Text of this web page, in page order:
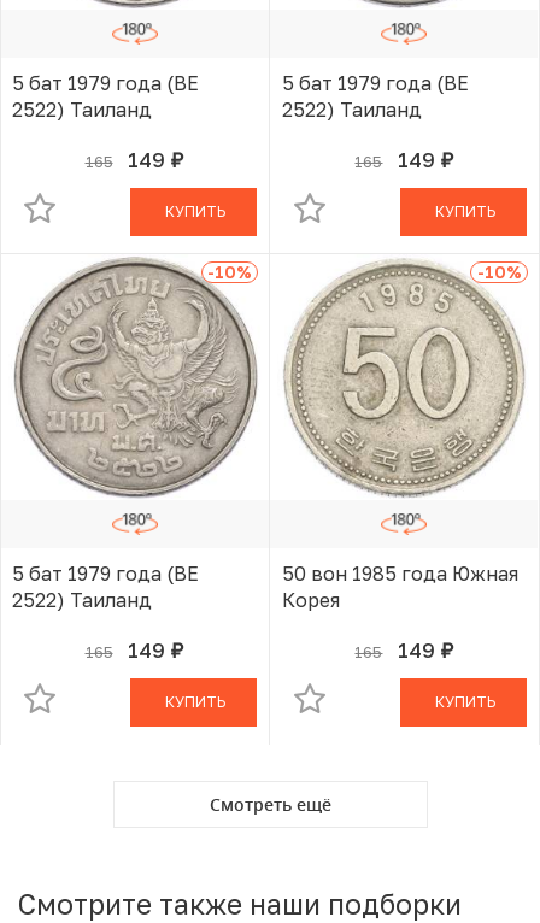
5 бат 1979 года (BE
2522) Таиланд
165 149 руб.
В КОРЗИНЕ
КУПИТЬ
5 бат 1979 года (BE
2522) Таиланд
165 149 руб.
В КОРЗИНЕ
КУПИТЬ
-10%
5 бат 1979 года (BE
2522) Таиланд
165 149 руб.
В КОРЗИНЕ
КУПИТЬ
-10%
50 вон 1985 года Южная
Корея
165 149 руб.
В КОРЗИНЕ
КУПИТЬ
Смотреть ещё
Смотрите также наши подборки